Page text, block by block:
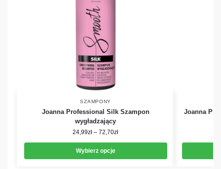
SZAMPONY
Joanna Professional Silk Szampon
wygładzający
24,99zł – 72,70zł
Wybierz opcje
Joanna